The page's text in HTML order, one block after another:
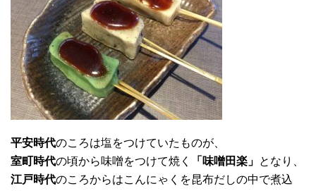
平安時代のころは塩をつけていたものが、
室町時代の頃から味噌をつけて焼く 「味噌田楽」 となり、
江戸時代のころからはこんにゃくを昆布だしの中で煮込